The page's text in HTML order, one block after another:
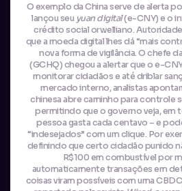
O exemplo da China serve de alerta
lançou seu yuan digital(e-CNY) e o
crédito social orwelliano.
que a moeda digital lhes dá “mais
nova forma de vigilância. O chefe
(GCHQ) chegou a alertar que o e-
monitorar cidadãos e até driblar
mercado interno, analistas
chinesa abre caminho para controle
permitindo que o governo veja, em
pessoa gasta cada centavo – e
“indesejados” com um clique. Por
definindo que certo cidadão punido
R$100 em combustível por
automaticamente transações em
coisas viram possíveis com uma